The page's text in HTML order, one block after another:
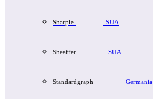
Sharpie SUA
Sheaffer SUA
Standardgraph Germania